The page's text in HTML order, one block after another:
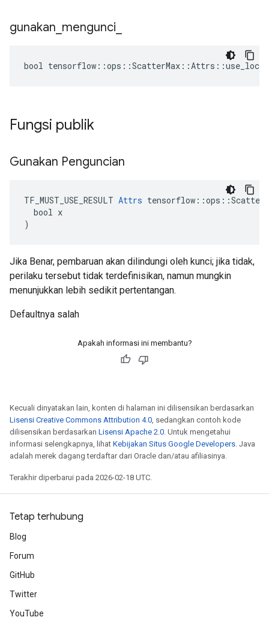
gunakan mengunci
bool
Fungsi publik
Gunakan Penguncian
TF_MUST_USE_RESULT Attrs
  bool x
)
Jika Benar, pembaruan akan dilindungi oleh kunci; jika tidak,
perilaku tersebut tidak terdefinisikan, namun mungkin
menunjukkan lebih sedikit pertentangan.
Defaultnya salah
Apakah informasi ini membantu?
Kecuali dinyatakan lain, konten di halaman ini dilisensikan berdasarkan
Lisensi Creative Commons Attribution 4.0, sedangkan contoh kode
dilisensikan berdasarkan Lisensi Apache 2.0. Untuk mengetahui
informasi selengkapnya, lihat Kebijakan Situs Google Developers. Java
adalah merek dagang terdaftar dari Oracle dan/atau afiliasinya.
Terakhir diperbarui pada 2026-02-18 UTC.
Tetap terhubung
Blog
Forum
GitHub
Twitter
YouTube